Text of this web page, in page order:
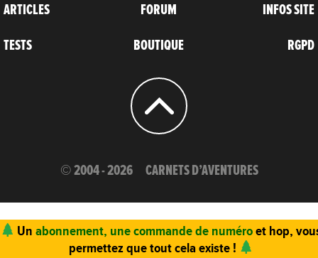
ARTICLES
TESTS
FORUM
BOUTIQUE
INFOS SITE
RGPD
© 2004 - 2026 CARNETS D’AVENTURES
Un abonnement, une commande de numéroet hop,
permettez que tout cela existe !